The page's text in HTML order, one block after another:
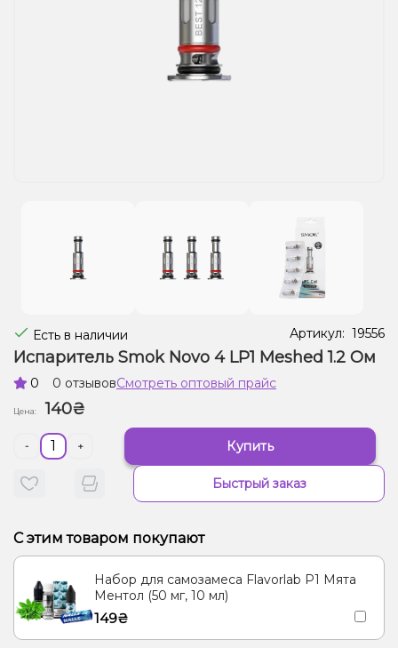
Жидкости для электронных сигарет
Есть в наличии Артикул: 19556
Испаритель Smok Novo 4 LP1 Meshed 1.2 Ом
0 0 отзывовСмотреть оптовый прайс
Цена: 140₴
- + Купить
Быстрый заказ
С этим товаром покупают
Набор для самозамеса Flavorlab Р1 Мята
Ментол (50 мг, 10 мл)
149₴